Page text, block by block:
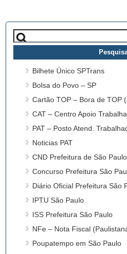
Pesquisar
por:
Bilhete Único SPTrans
Bolsa do Povo – SP
Cartão TOP – Bora de TOP
CAT – Centro Apoio
PAT – Posto Atend.
Noticias PAT
CND Prefeitura de São Paulo
Concurso Prefeitura São
Diário Oficial Prefeitura São
IPTU São Paulo
ISS Prefeitura São Paulo
NFe – Nota Fiscal
Poupatempo em São Paulo